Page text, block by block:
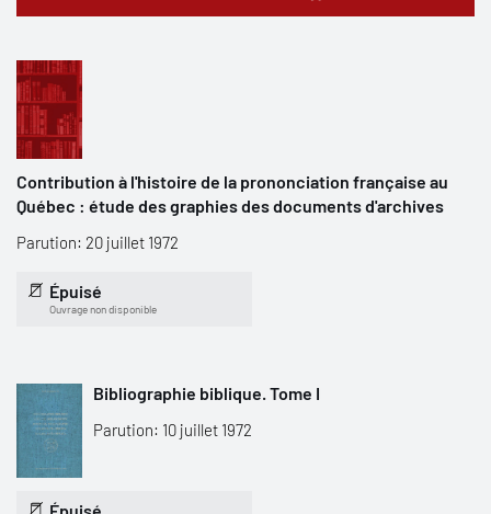
Contribution à l'histoire de la prononciation française au
Québec : étude des graphies des documents d'archives
Parution: 20 juillet 1972
Épuisé
Ouvrage non disponible
Bibliographie biblique. Tome I
Parution: 10 juillet 1972